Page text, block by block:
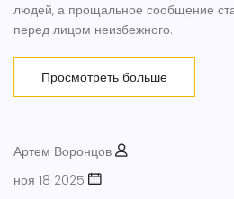
людей, а прощальное сообщение
перед лицом неизбежного.
Просмотреть больше
Артем Воронцов
ноя 18 2025